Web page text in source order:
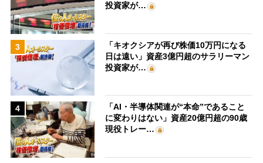
投資家が…
3
「キオクシアが再び株価10万円になる
日は遠い」資産3億円超のサラリーマン
投資家が…
4
「AI・半導体関連が“本命”であること
に変わりはない」資産20億円超の90歳
現役トレー…